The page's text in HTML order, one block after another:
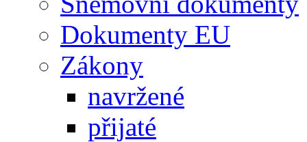
Dokumenty EU
Zákony
navržené
přijaté